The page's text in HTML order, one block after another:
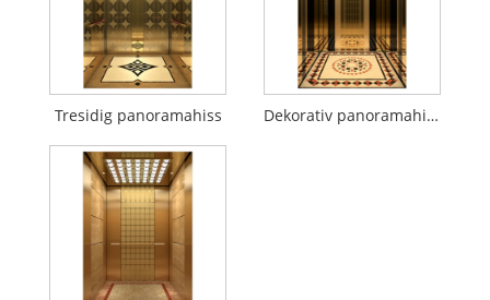
Tresidig panoramahiss Dekorativ panoramahiss